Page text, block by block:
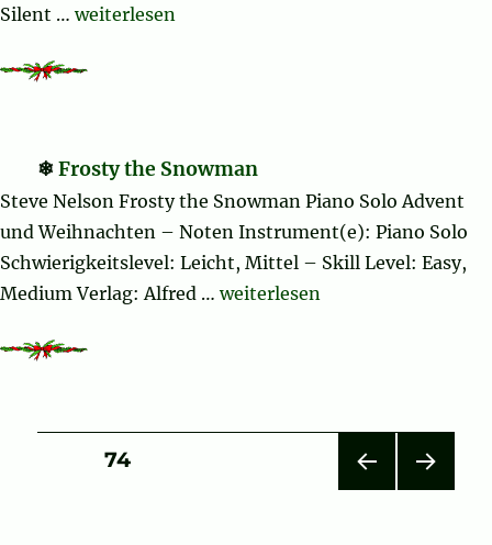
Silent …„Silent Night (complete)“
weiterlesen
Frosty the Snowman
Steve Nelson Frosty the Snowman Piano Solo Advent
und Weihnachten – Noten Instrument(e): Piano Solo
Schwierigkeitslevel: Leicht, Mittel – Skill Level: Easy,
Medium Verlag: Alfred …„Frosty the Snowman“
weiterlesen
Seitennummerierung
SEITE74